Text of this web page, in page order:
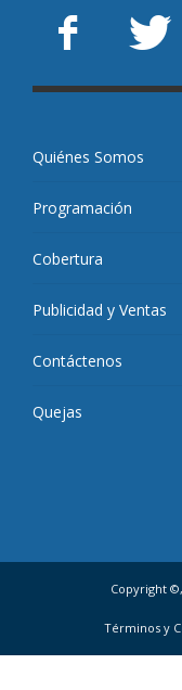
Quiénes Somos
Programación
Cobertura
Publicidad y Ventas
Contáctenos
Quejas
Copyright
Términos y